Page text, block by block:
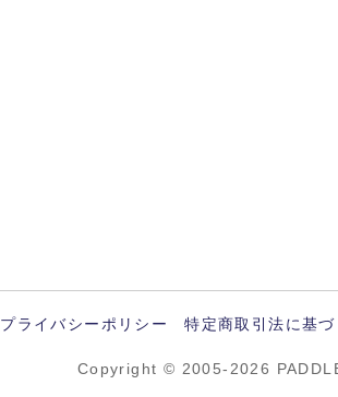
プライバシーポリシー 特定商取引法に基
Copyright © 2005-2026